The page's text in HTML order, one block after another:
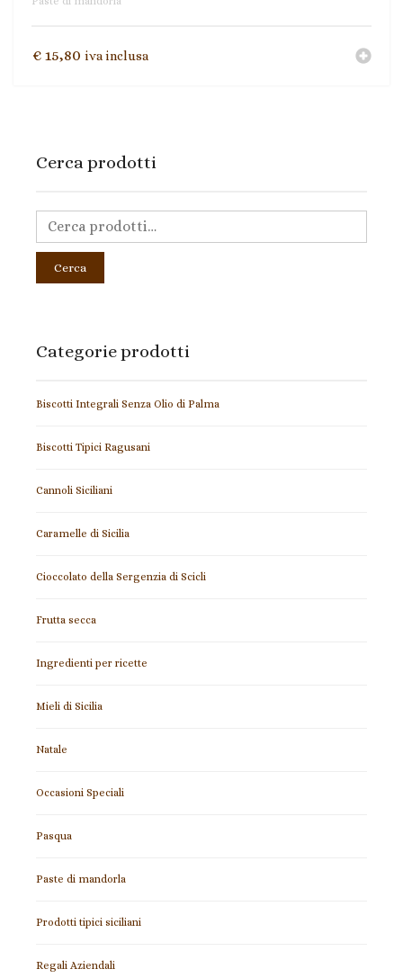
Paste di mandorla
€ 15,80 iva inclusa
Cerca prodotti
Cerca
Categorie prodotti
Biscotti Integrali Senza Olio di Palma
Biscotti Tipici Ragusani
Cannoli Siciliani
Caramelle di Sicilia
Cioccolato della Sergenzia di Scicli
Frutta secca
Ingredienti per ricette
Mieli di Sicilia
Natale
Occasioni Speciali
Pasqua
Paste di mandorla
Prodotti tipici siciliani
Regali Aziendali